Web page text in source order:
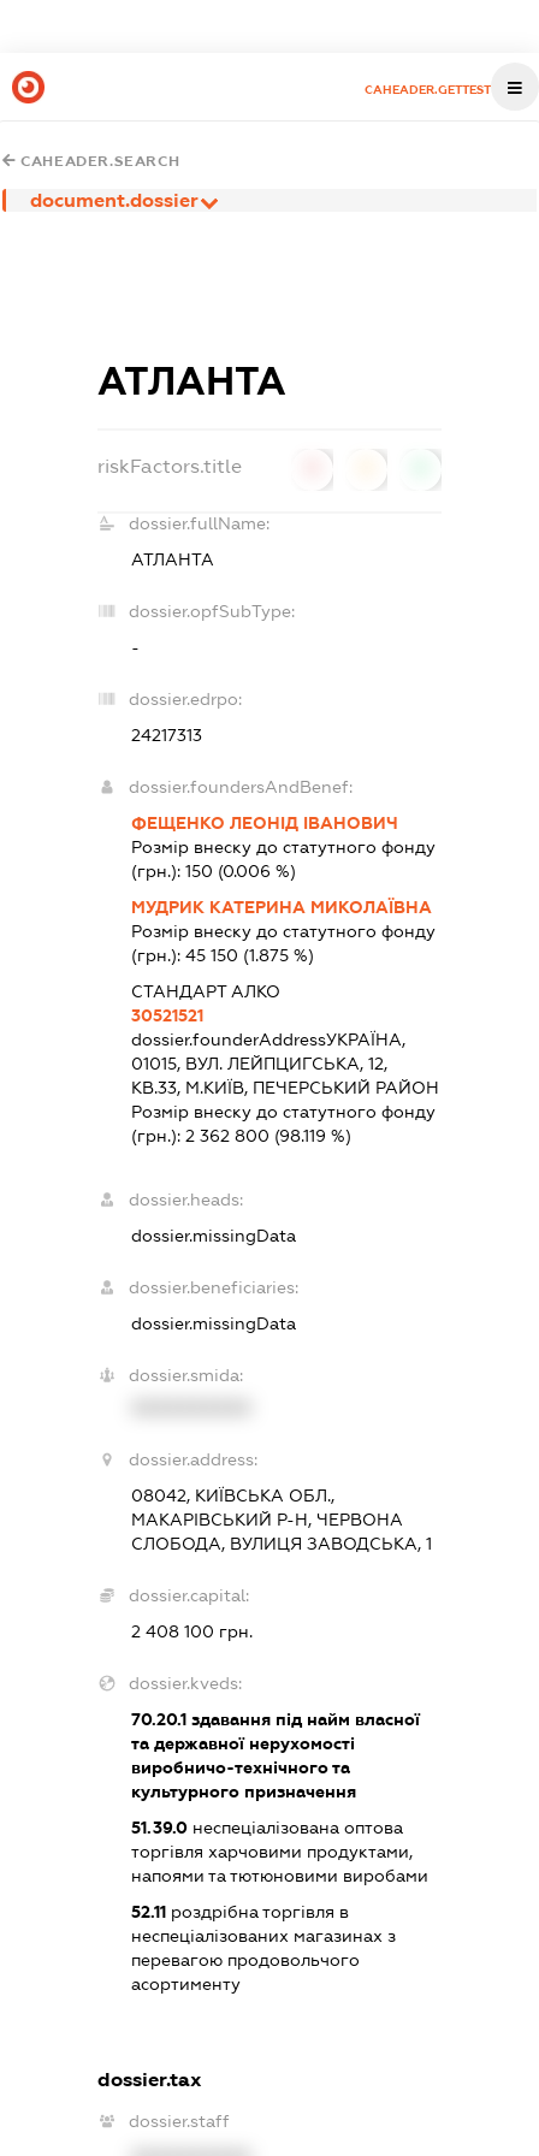
CAHEADER.GETTEST
CAHEADER.SEARCH
document.dossier
АТЛАНТА
riskFactors.title
dossier.fullName:
АТЛАНТА
dossier.opfSubType:
-
dossier.edrpo:
24217313
dossier.foundersAndBenef:
ФЕЩЕНКО ЛЕОНІД ІВАНОВИЧ
Розмір внеску до статутного фонду
(грн.):150 (0.006 %)
МУДРИК КАТЕРИНА МИКОЛАЇВНА
Розмір внеску до статутного фонду
(грн.):45 150 (1.875 %)
СТАНДАРТ АЛКО
30521521
dossier.founderAddressУКРАЇНА,
01015, ВУЛ. ЛЕЙПЦИГСЬКА, 12,
КВ.33, М.КИЇВ, ПЕЧЕРСЬКИЙ РАЙОН
Розмір внеску до статутного фонду
(грн.):2 362 800 (98.119 %)
dossier.heads:
dossier.missingData
dossier.beneficiaries:
dossier.missingData
dossier.smida:
dossier.address:
08042, КИЇВСЬКА ОБЛ.,
МАКАРІВСЬКИЙ Р-Н, ЧЕРВОНА
СЛОБОДА, ВУЛИЦЯ ЗАВОДСЬКА, 1
dossier.capital:
2 408 100 грн.
dossier.kveds:
70.20.1 здавання під найм власної
та державної нерухомості
виробничо-технічного та
культурного призначення
51.39.0 неспеціалізована оптова
торгівля харчовими продуктами,
напоями та тютюновими виробами
52.11 роздрібна торгівля в
неспеціалізованих магазинах з
перевагою продовольчого
асортименту
dossier.tax
dossier.staff